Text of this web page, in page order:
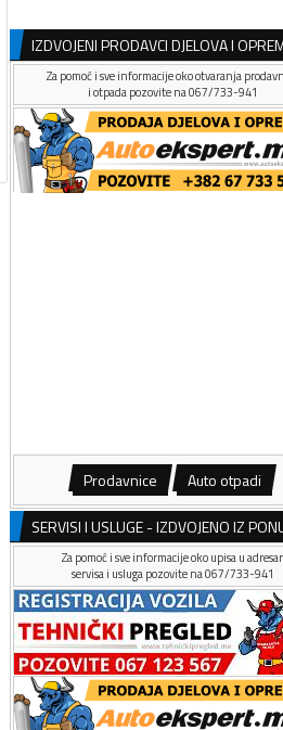
IZDVOJENI PRODAVCI DJELOVA I
Za pomoć i sve informacije oko otvaranja
i otpada pozovite na 067/733-941
Prodavnice Auto otpadi
SERVISI I USLUGE - IZDVOJENO IZ
Za pomoć i sve informacije oko upisa u adresar
servisa i usluga pozovite na 067/733-941